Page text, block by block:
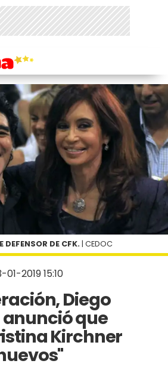
01-2019 15:10
Diego
que
Kirchner
DEFENSOR DE CFK. | CEDOC